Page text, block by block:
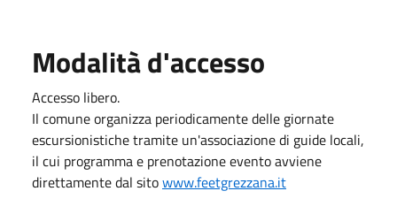
Modalità d'accesso
Accesso libero.
Il comune organizza periodicamente delle giornate
escursionistiche tramite un'associazione di guide locali,
il cui programma e prenotazione evento avviene
direttamente dal sitowww.feetgrezzana.it